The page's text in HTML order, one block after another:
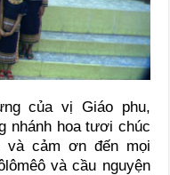
của vị Giáo phu,
nhánh hoa tươi chúc
và cảm ơn đến mọi
và cầu nguyện